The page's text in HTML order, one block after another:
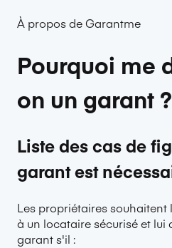
À propos de Garantme
Pourquoi me
on un garant ?
Liste des cas de
garant est
Les propriétaires
à un locataire sécurisé et
garant s'il :